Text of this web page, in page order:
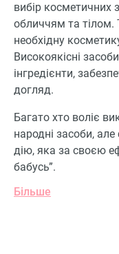
вибір косметичних
обличчям та
необхідну
Високоякісні
інгредієнти,
догляд.
Багато хто воліє
народні засоби,
дію, яка за своєю
бабусь”.
Більше